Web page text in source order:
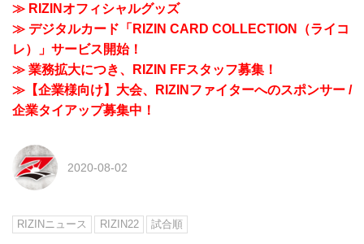
≫ RIZINオフィシャルグッズ
≫ デジタルカード「RIZIN CARD COLLECTION（ライコ
レ）」サービス開始！
≫ 業務拡大につき、RIZIN FFスタッフ募集！
≫【企業様向け】大会、RIZINファイターへのスポンサー /
企業タイアップ募集中！
2020-08-02
RIZINニュース RIZIN22 試合順